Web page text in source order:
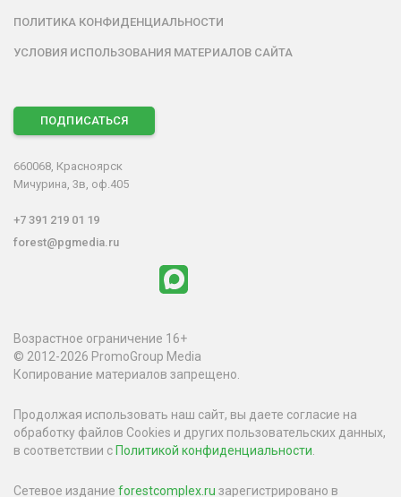
ПОЛИТИКА КОНФИДЕНЦИАЛЬНОСТИ
УСЛОВИЯ ИСПОЛЬЗОВАНИЯ МАТЕРИАЛОВ САЙТА
ПОДПИСАТЬСЯ
660068, Красноярск
Мичурина, 3в, оф.405
+7 391 219 01 19
forest@pgmedia.ru
Возрастное ограничение 16+
© 2012-2026 PromoGroup Media
Копирование материалов запрещено.
Продолжая использовать наш сайт, вы даете согласие на
обработку файлов Cookies и других пользовательских данных,
в соответствии с Политикой конфиденциальности.
Сетевое издание forestcomplex.ru зарегистрировано в